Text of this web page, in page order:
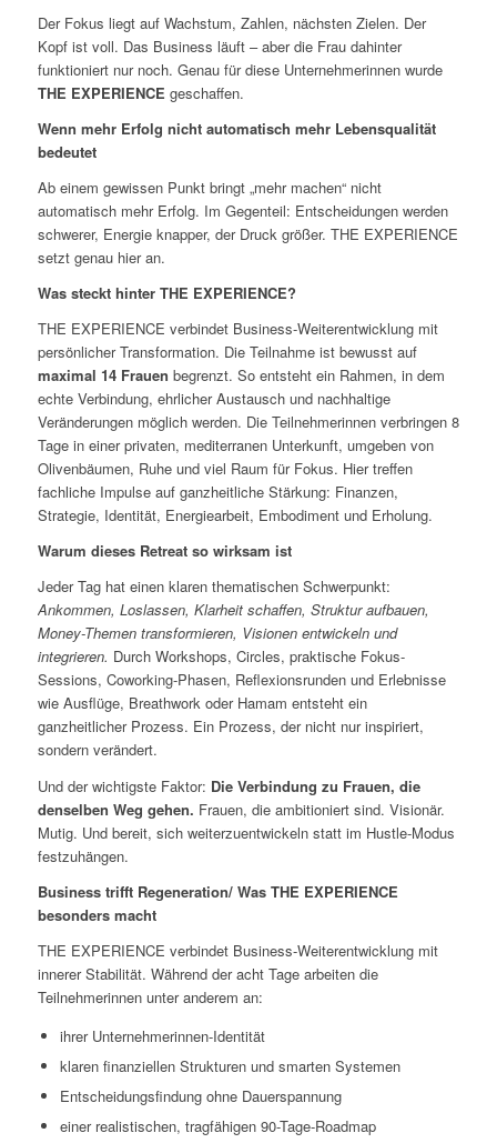
Der Fokus liegt auf Wachstum, Zahlen, nächsten Zielen. Der
Kopf ist voll. Das Business läuft – aber die Frau dahinter
funktioniert nur noch. Genau für diese Unternehmerinnen wurde
THE EXPERIENCE geschaffen.
Wenn mehr Erfolg nicht automatisch mehr Lebensqualität
bedeutet
Ab einem gewissen Punkt bringt „mehr machen“ nicht
automatisch mehr Erfolg. Im Gegenteil: Entscheidungen werden
schwerer, Energie knapper, der Druck größer. THE EXPERIENCE
setzt genau hier an.
Was steckt hinter THE EXPERIENCE?
THE EXPERIENCE verbindet Business-Weiterentwicklung mit
persönlicher Transformation. Die Teilnahme ist bewusst auf
maximal 14 Frauen begrenzt. So entsteht ein Rahmen, in dem
echte Verbindung, ehrlicher Austausch und nachhaltige
Veränderungen möglich werden. Die Teilnehmerinnen verbringen 8
Tage in einer privaten, mediterranen Unterkunft, umgeben von
Olivenbäumen, Ruhe und viel Raum für Fokus. Hier treffen
fachliche Impulse auf ganzheitliche Stärkung: Finanzen,
Strategie, Identität, Energiearbeit, Embodiment und Erholung.
Warum dieses Retreat so wirksam ist
Jeder Tag hat einen klaren thematischen Schwerpunkt:
Ankommen, Loslassen, Klarheit schaffen, Struktur aufbauen,
Money-Themen transformieren, Visionen entwickeln und
integrieren. Durch Workshops, Circles, praktische Fokus-
Sessions, Coworking-Phasen, Reflexionsrunden und Erlebnisse
wie Ausflüge, Breathwork oder Hamam entsteht ein
ganzheitlicher Prozess. Ein Prozess, der nicht nur inspiriert,
sondern verändert.
Und der wichtigste Faktor: Die Verbindung zu Frauen, die
denselben Weg gehen. Frauen, die ambitioniert sind. Visionär.
Mutig. Und bereit, sich weiterzuentwickeln statt im Hustle-Modus
festzuhängen.
Business trifft Regeneration/ Was THE EXPERIENCE
besonders macht
THE EXPERIENCE verbindet Business-Weiterentwicklung mit
innerer Stabilität. Während der acht Tage arbeiten die
Teilnehmerinnen unter anderem an:
ihrer Unternehmerinnen-Identität
klaren finanziellen Strukturen und smarten Systemen
Entscheidungsfindung ohne Dauerspannung
einer realistischen, tragfähigen 90-Tage-Roadmap